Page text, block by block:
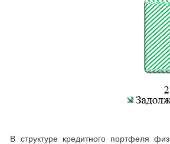
В структуре кредитного портфеля